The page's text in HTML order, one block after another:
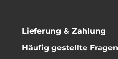
Lieferung & Zahlung
Häufig gestellte Fragen